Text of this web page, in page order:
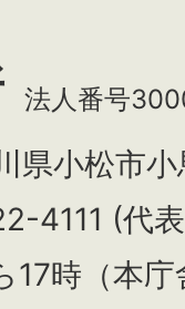
法人番号
小松市小
4111 (代
17時（本